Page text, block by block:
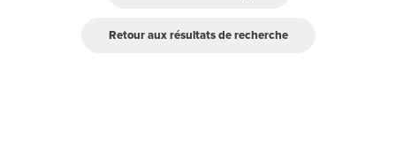
Retour aux résultats de recherche